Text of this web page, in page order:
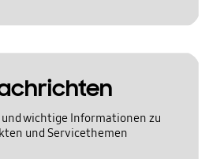
wichtige Informationen zu
und Servicethemen